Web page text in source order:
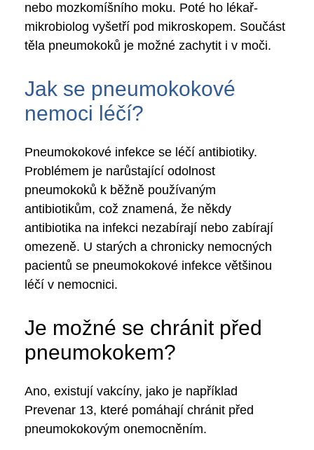
nebo mozkomíšního moku. Poté ho lékař-
mikrobiolog vyšetří pod mikroskopem. Součást
těla pneumokoků je možné zachytit i v moči.
Jak se pneumokokové
nemoci léčí?
Pneumokokové infekce se léčí antibiotiky.
Problémem je narůstající odolnost
pneumokoků k běžně používaným
antibiotikům, což znamená, že někdy
antibiotika na infekci nezabírají nebo zabírají
omezeně. U starých a chronicky nemocných
pacientů se pneumokokové infekce většinou
léčí v nemocnici.
Je možné se chránit před
pneumokokem?
Ano, existují vakcíny, jako je například
Prevenar 13, které pomáhají chránit před
pneumokokovým onemocněním.